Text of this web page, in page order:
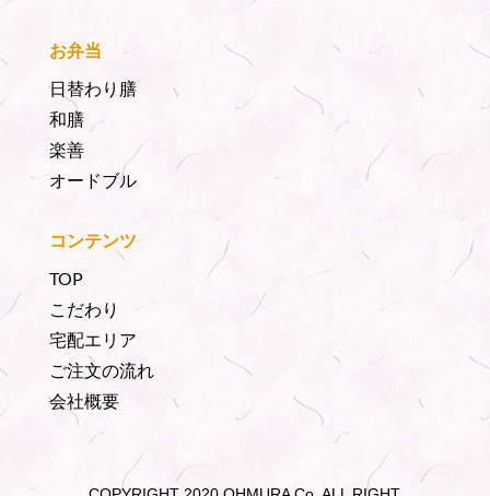
お弁当
日替わり膳
和膳
楽善
オードブル
コンテンツ
TOP
こだわり
宅配エリア
ご注文の流れ
会社概要